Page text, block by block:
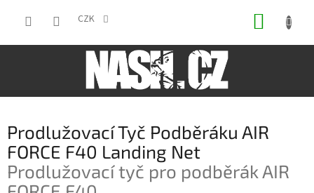
CZK
Prodlužovací Tyč Podběráku AIR
FORCE F40 Landing Net
Prodlužovací tyč pro podběrák AIR